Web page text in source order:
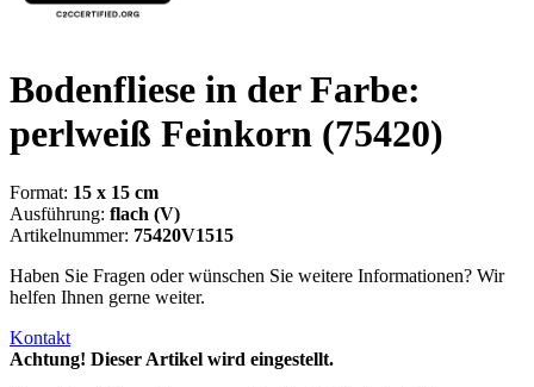
Bodenfliese in der Farbe:
perlweiß Feinkorn (75420)
Format: 15 x 15 cm
Ausführung: flach (V)
Artikelnummer: 75420V1515
Haben Sie Fragen oder wünschen Sie weitere Informationen? Wir
helfen Ihnen gerne weiter.
Kontakt
Achtung! Dieser Artikel wird eingestellt.